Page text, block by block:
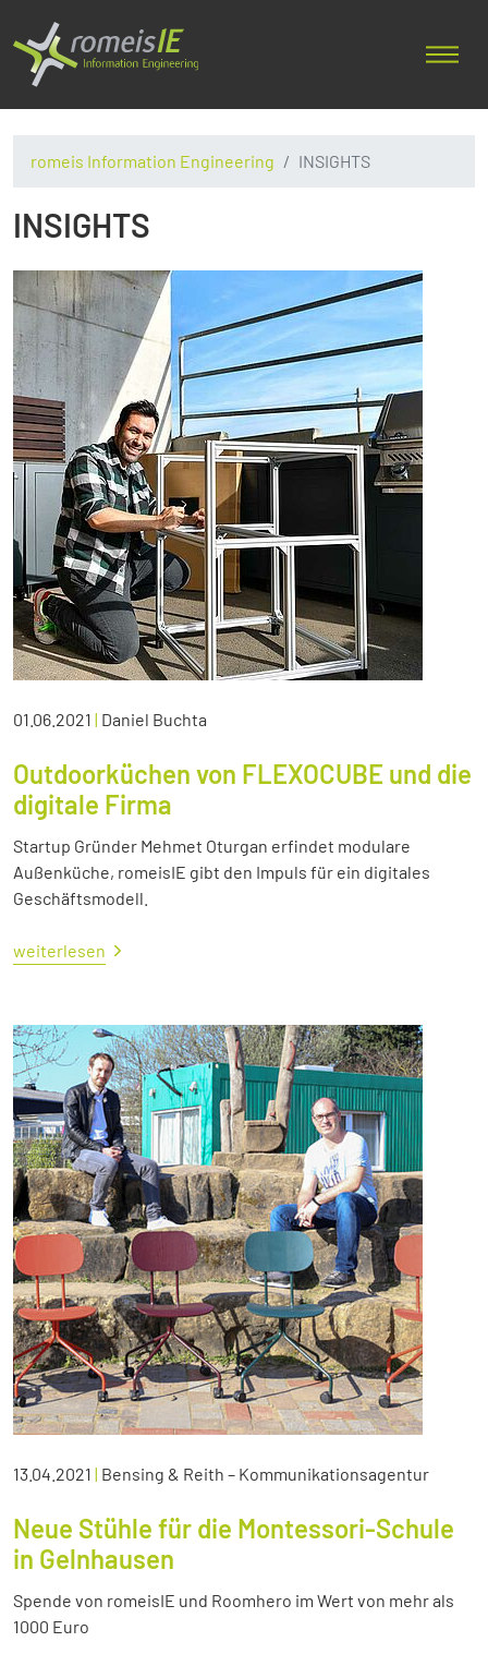
romeis Information Engineering INSIGHTS
INSIGHTS
01.06.2021 | Daniel Buchta
Outdoorküchen von FLEXOCUBE und die
digitale Firma
Startup Gründer Mehmet Oturgan erfindet modulare
Außenküche, romeisIE gibt den Impuls für ein digitales
Geschäftsmodell.
weiterlesen
13.04.2021 | Bensing & Reith – Kommunikationsagentur
Neue Stühle für die Montessori-Schule
in Gelnhausen
Spende von romeisIE und Roomhero im Wert von mehr als
1000 Euro